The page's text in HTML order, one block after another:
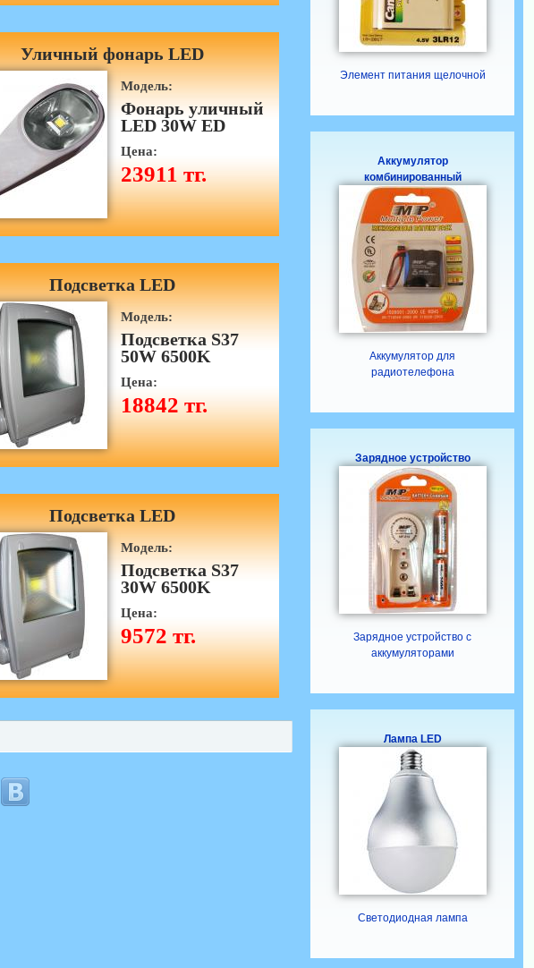
Уличный фонарь LED
Модель:
Фонарь уличный
LED 30W ED
Цена:
23911 тг.
Подсветка LED
Модель:
Подсветка S37
50W 6500K
Цена:
18842 тг.
Подсветка LED
Модель:
Подсветка S37
30W 6500K
Цена:
9572 тг.
Элемент питания щелочной
Аккумулятор
комбинированный
Аккумулятор для
радиотелефона
Зарядное устройство
Зарядное устройство с
аккумуляторами
Лампа LED
Светодиодная лампа